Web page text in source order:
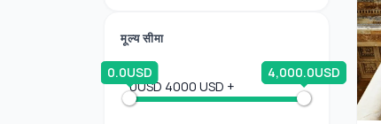
मूल्य सीमा
0USD 4000 USD +
0.0USD 4,000.0USD